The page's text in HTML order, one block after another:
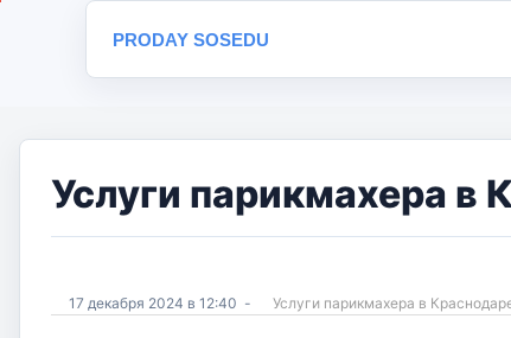
PRODAY SOSEDU
Услуги парикмахера в
17 декабря 2024 в 12:40 - Услуги парикмахера в